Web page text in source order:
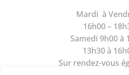
Mardi à
16h00 –
Samedi 9h00 à
13h30 à
Sur rendez-vous